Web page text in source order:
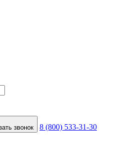
звонок
8 (800) 533-31-30